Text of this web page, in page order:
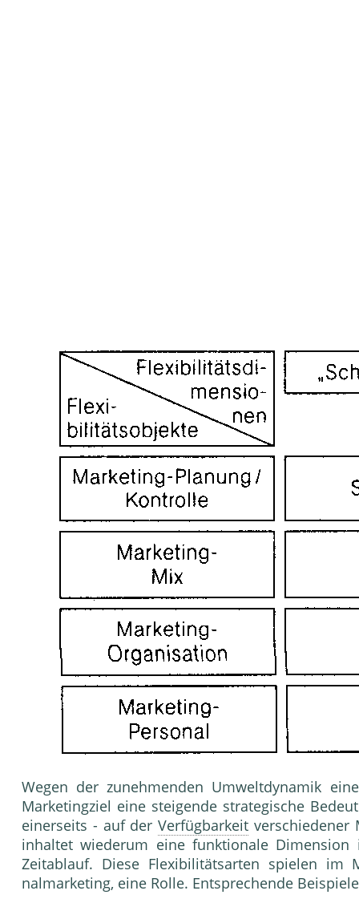
Wegen der zunehmenden Umweltdynamik
Marketingziel eine steigende strategische
einerseits - auf derVerfügbarkeit verschiedener
inhaltet wiederum eine funktionale
Zeitablauf. Diese Flexibilitätsarten spielen
nalmarketing, eine Rolle.